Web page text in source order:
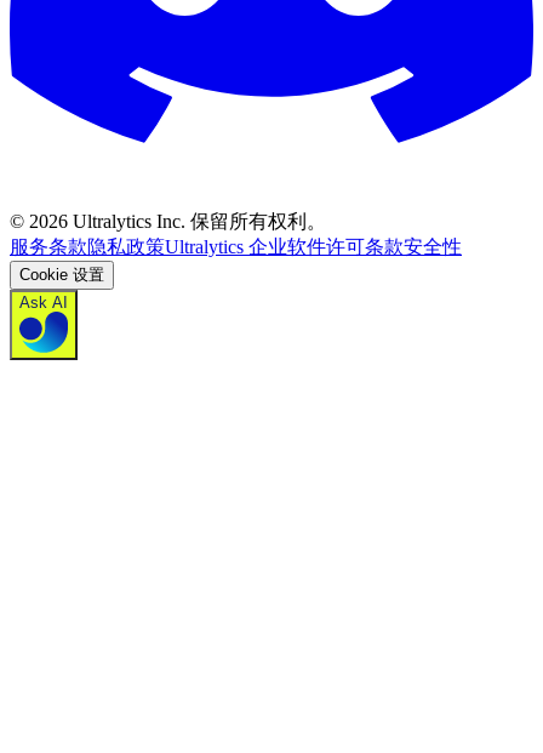
© 2026 Ultralytics Inc. 保留所有权利。
服务条款隐私政策Ultralytics 企业软件许可条款安全性
Cookie 设置
Ask AI